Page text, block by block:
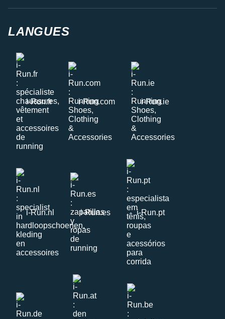
LANGUES
i-Run.fr i-Run.com i-Run.ie
i-Run.nl i-Run.es i-Run.pt